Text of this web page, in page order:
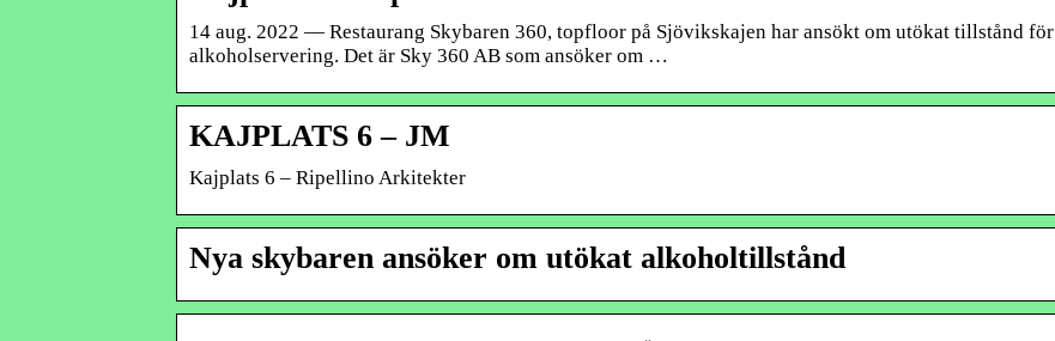
14 aug. 2022 — Restaurang Skybaren 360, topfloor på Sjövikskajen har ansökt om utökat tillstånd för
alkoholservering. Det är Sky 360 AB som ansöker om …
KAJPLATS 6 – JM
Kajplats 6 – Ripellino Arkitekter
Nya skybaren ansöker om utökat alkoholtillstånd